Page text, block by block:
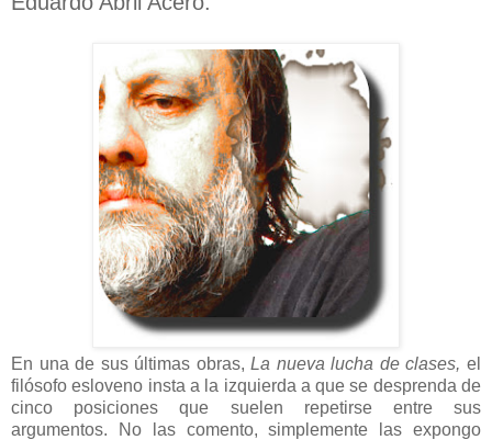
En una de sus últimas obras,La nueva lucha de clases, el
filósofo esloveno insta a la izquierda a que se desprenda de
cinco posiciones que suelen repetirse entre sus
argumentos. No las comento, simplemente las expongo